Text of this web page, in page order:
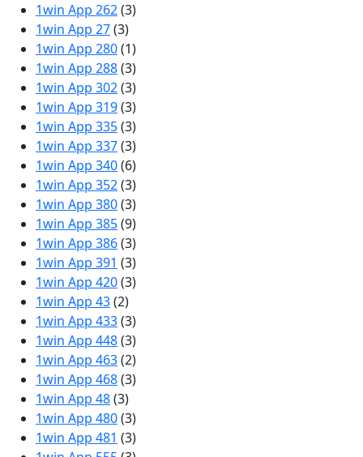
1win App 262(3)
1win App 27(3)
1win App 280(1)
1win App 288(3)
1win App 302(3)
1win App 319(3)
1win App 335(3)
1win App 337(3)
1win App 340(6)
1win App 352(3)
1win App 380(3)
1win App 385(9)
1win App 386(3)
1win App 391 (3)
1win App 420(3)
1win App 43(2)
1win App 433(3)
1win App 448(3)
1win App 463(2)
1win App 468(3)
1win App 48(3)
1win App 480(3)
1win App 481 (3)